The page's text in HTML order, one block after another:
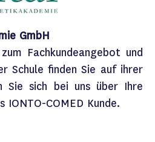
GmbH
Fachkundeangebot und
Schule finden Sie auf ihrer
Sie sich bei uns über Ihre
IONTO-COMED Kunde.​